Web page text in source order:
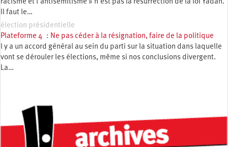
racisme et l’antisémitisme » n’est pas la résurrection de la loi Yadan.
Il faut le…
élection présidentielle
Plateforme 4 : Ne pas céder à la résignation, faire de la politique
l y a un accord général au sein du parti sur la situation dans laquelle
vont se dérouler les élections, même si nos conclusions divergent.
La…